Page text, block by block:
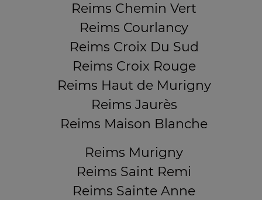
Reims Chemin Vert
Reims Courlancy
Reims Croix Du Sud
Reims Croix Rouge
Reims Haut de Murigny
Reims Jaurès
Reims Maison Blanche
Reims Murigny
Reims Saint Remi
Reims Sainte Anne